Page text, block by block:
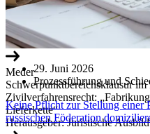
II-VO bei Haftung einer
der Verletzung
Herausgeber: Zeitschrift für
(ESG) 2024, 30 ff.
Meder
Schwerpunktbereichsklausur
Zivilverfahrensrecht:
Lieferkette“
Herausgeber: Juristische
29. Juni 2026
Prozessführung und
Keine Pflicht zur Stellung einer
russischen Föderation